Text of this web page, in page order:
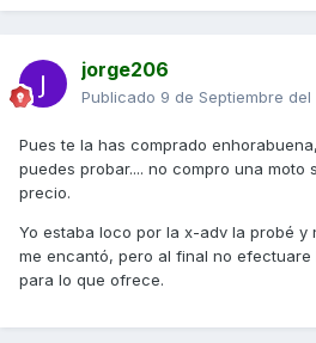
jorge206
Publicado 9 de Septiembre del
Pues te la has comprado
puedes probar.... no compro una moto
precio.
Yo estaba loco por la x-adv la probé y
me encantó, pero al final no
para lo que ofrece.